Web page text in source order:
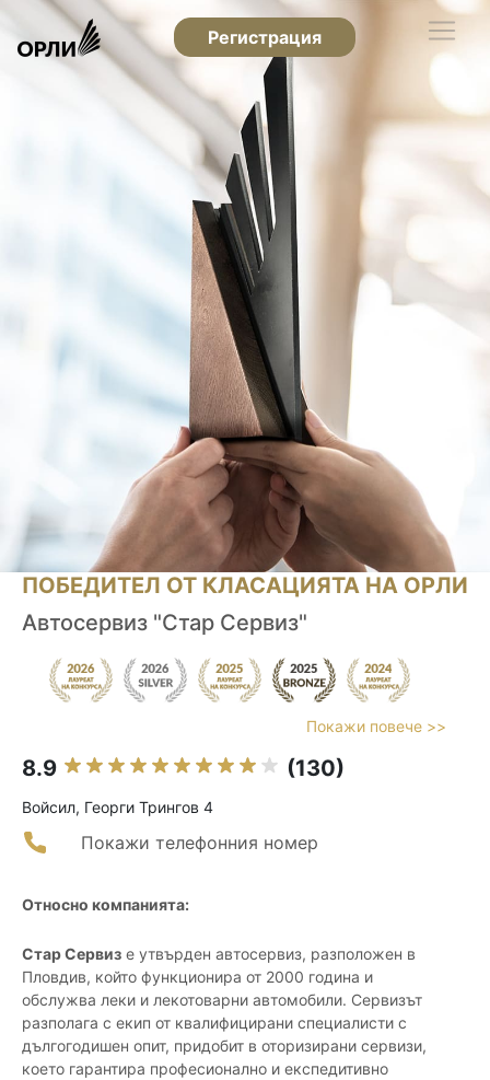
Регистрация
ПОБЕДИТЕЛ ОТ КЛАСАЦИЯТА НА ОРЛИ
Автосервиз "Стар Сервиз"
Покажи повече >>
8.9 (130)
Войсил, Георги Трингов 4
Покажи телефонния номер
Относно компанията:
Стар Сервиз е утвърден автосервиз, разположен в
Пловдив, който функционира от 2000 година и
обслужва леки и лекотоварни автомобили. Сервизът
разполага с екип от квалифицирани специалисти с
дългогодишен опит, придобит в оторизирани сервизи,
което гарантира професионално и експедитивно